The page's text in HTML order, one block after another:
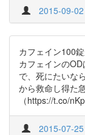
2015-09-
カフェイン100
カフェインの
で、死にたいな
から救命し得た
（https://t.co/
2015-07-